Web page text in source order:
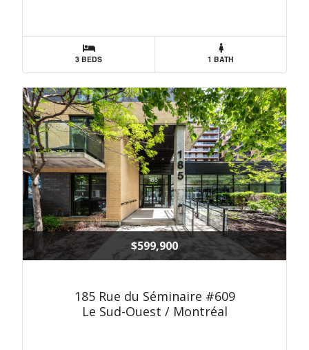
3 BEDS 1 BATH
$599,900
185 Rue du Séminaire #609
Le Sud-Ouest / Montréal